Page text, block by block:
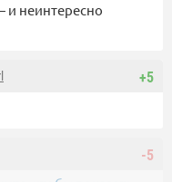
и неинтересно
+5
-5